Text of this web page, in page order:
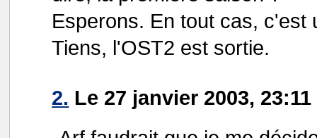
Esperons. En tout cas, c'est
Tiens, l'OST2 est sortie.
2. Le 27 janvier 2003,